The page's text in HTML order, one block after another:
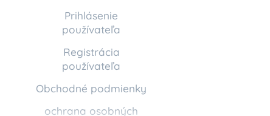
Prihlásenie
používateľa
Registrácia
používateľa
Obchodné podmienky
ochrana osobných